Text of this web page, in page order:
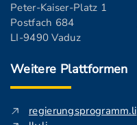
Peter-Kaiser-Platz 1
Postfach 684
LI-9490 Vaduz
Weitere Plattformen
regierungsprogramm.li